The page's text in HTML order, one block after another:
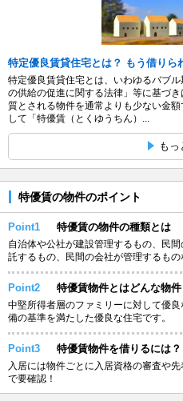
特定優良賃貸住宅とは？ もう借りら
特定優良賃貸住宅とは、いわゆるバブ
の供給の促進に関する法律」等に基づ
質とされる物件を通常よりも少ない金
して「特優賃（とくゆうちん）...
もっ
特優賃の物件のポイント
Point1 特優賃の物件の種類とは
自治体や公社が建設管理するもの、民
託するもの、民間の会社が管理するもの
Point2 特優賃物件とはどんな物件
中堅所得者層のファミリーに対して優
備の基準を満たした優良な住宅です。
Point3 特優賃物件を借りるには？
入居には物件ごとに入居資格の審査や
で要確認！